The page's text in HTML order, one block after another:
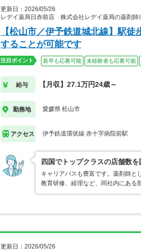
更新日：2026/05/26
レデイ薬局日赤前店 株式会社レデイ薬局の薬剤師
【松山市／伊予鉄道城北線】駅
することが可能です
注目ポイント 新卒も応募可能 未経験者も応募可能
給与 【月収】27.1万円24歳～
勤務地 愛媛県 松山市
アクセス 伊予鉄道環状線 赤十字病院前駅
四国でトップクラスの店舗数
キャリアパスも豊富です。薬剤師と
教育研修、経理など、同社内にあ
更新日：2026/05/26